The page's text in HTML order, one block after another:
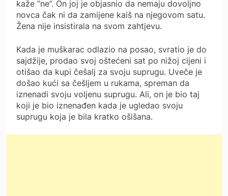
kaže ”ne”. On joj je objasnio da nemaju dovoljno
novca čak ni da zamijene kaiš na njegovom satu.
Žena nije insistirala na svom zahtjevu.
Kada je muškarac odlazio na posao, svratio je do
sajdžije, prodao svoj oštećeni sat po nižoj cijeni i
otišao da kupi češalj za svoju suprugu. Uveče je
došao kući sa češljem u rukama, spreman da
iznenadi svoju voljenu suprugu. Ali, on je bio taj
koji je bio iznenađen kada je ugledao svoju
suprugu koja je bila kratko ošišana.